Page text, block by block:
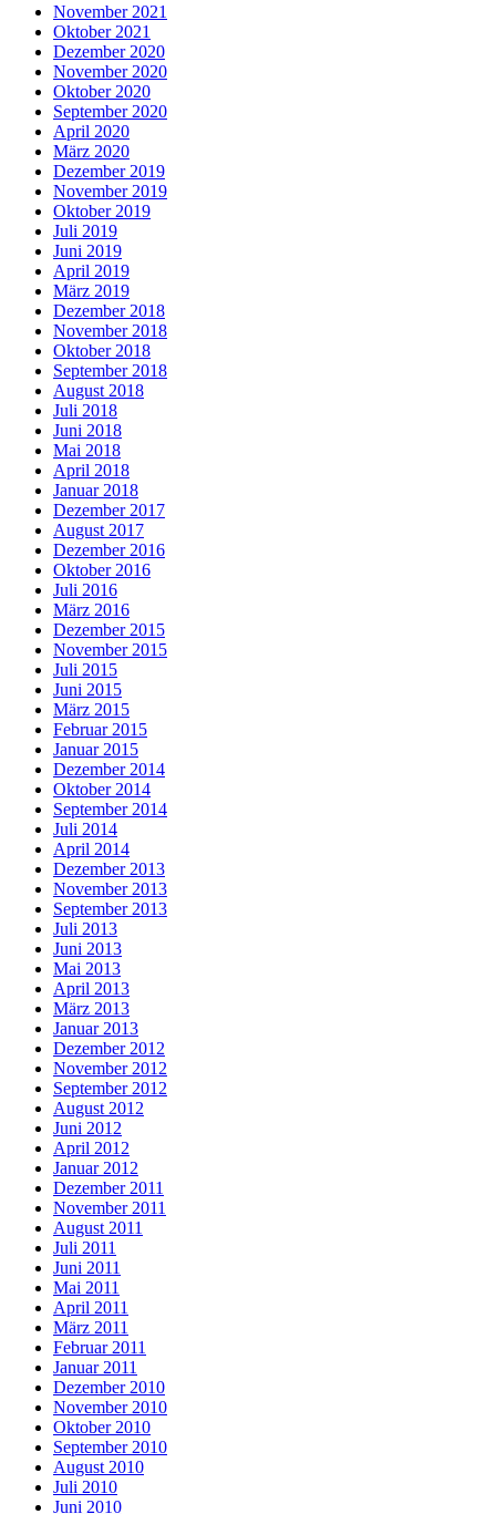
November 2021
Oktober 2021
Dezember 2020
November 2020
Oktober 2020
September 2020
April 2020
März 2020
Dezember 2019
November 2019
Oktober 2019
Juli 2019
Juni 2019
April 2019
März 2019
Dezember 2018
November 2018
Oktober 2018
September 2018
August 2018
Juli 2018
Juni 2018
Mai 2018
April 2018
Januar 2018
Dezember 2017
August 2017
Dezember 2016
Oktober 2016
Juli 2016
März 2016
Dezember 2015
November 2015
Juli 2015
Juni 2015
März 2015
Februar 2015
Januar 2015
Dezember 2014
Oktober 2014
September 2014
Juli 2014
April 2014
Dezember 2013
November 2013
September 2013
Juli 2013
Juni 2013
Mai 2013
April 2013
März 2013
Januar 2013
Dezember 2012
November 2012
September 2012
August 2012
Juni 2012
April 2012
Januar 2012
Dezember 2011
November 2011
August 2011
Juli 2011
Juni 2011
Mai 2011
April 2011
März 2011
Februar 2011
Januar 2011
Dezember 2010
November 2010
Oktober 2010
September 2010
August 2010
Juli 2010
Juni 2010